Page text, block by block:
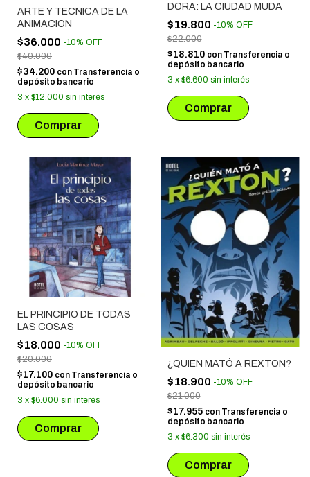
ARTE Y TECNICA DE LA
ANIMACION
$36.000 -10% OFF
$40.000
$34.200 con Transferencia o
depósito bancario
3 x $12.000 sin interés
DORA: LA CIUDAD MUDA
$19.800 -10% OFF
$22.000
$18.810 con Transferencia o
depósito bancario
3 x $6.600 sin interés
EL PRINCIPIO DE TODAS
LAS COSAS
$18.000 -10% OFF
$20.000
$17.100 con Transferencia o
depósito bancario
3 x $6.000 sin interés
¿QUIEN MATÓ A REXTON?
$18.900 -10% OFF
$21.000
$17.955 con Transferencia o
depósito bancario
3 x $6.300 sin interés